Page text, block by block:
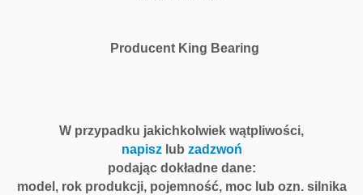
Producent King Bearing
W przypadku jakichkolwiek wątpliwości,
napiszlub zadzwoń
podając dokładne dane:
model, rok produkcji, pojemność, moc lub ozn. silnika